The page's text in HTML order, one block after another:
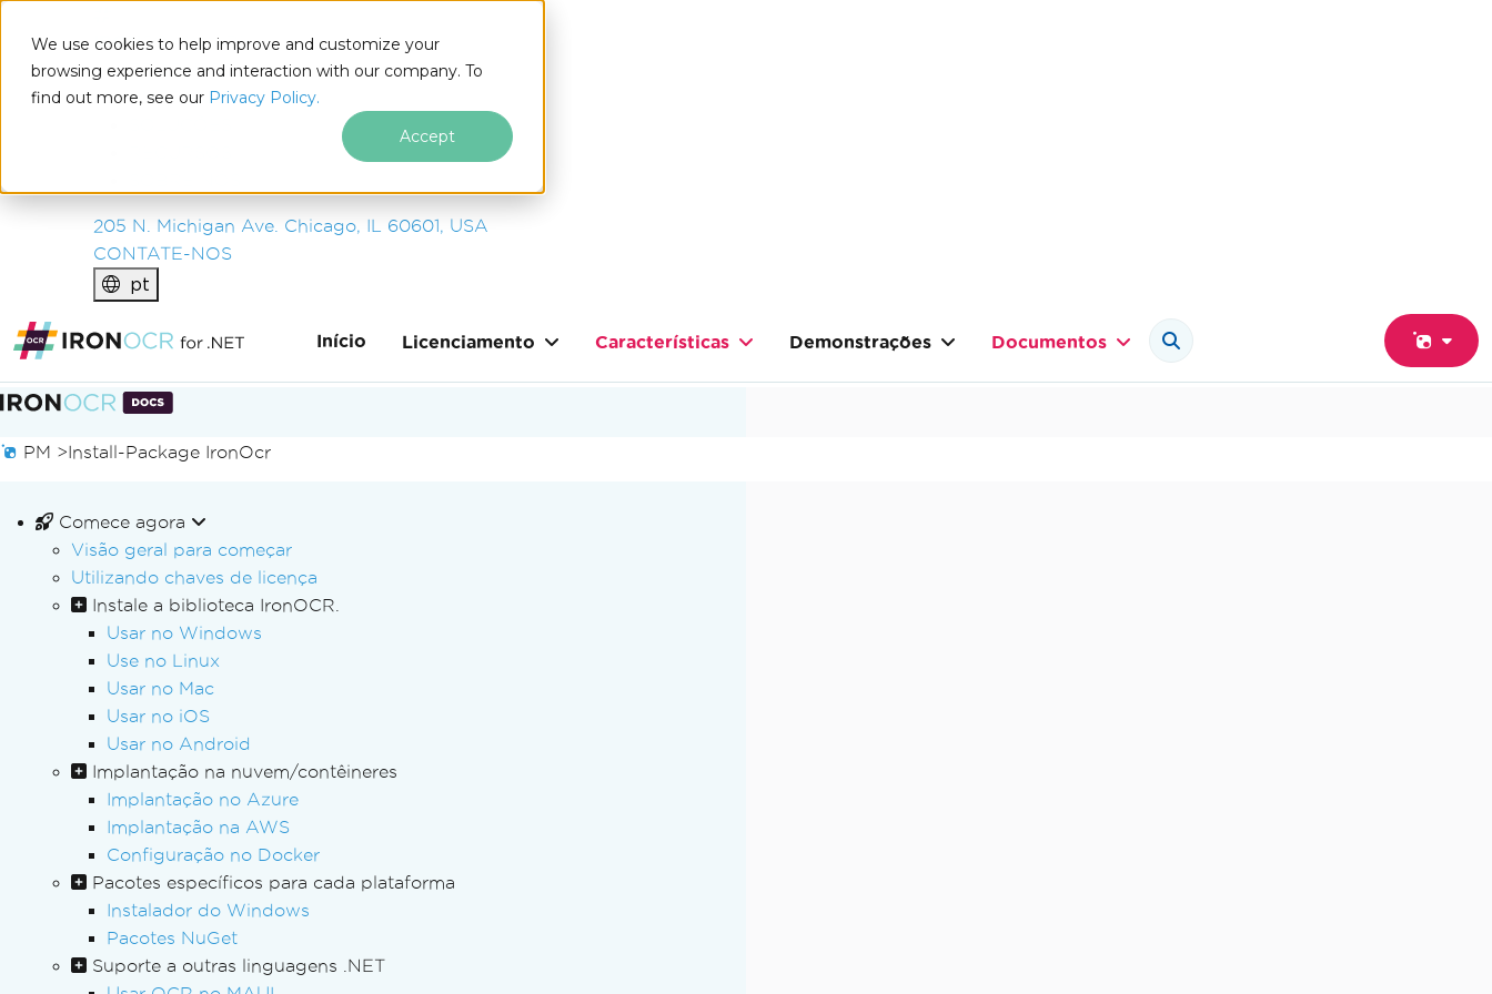
We use cookies to help improve and customize your
browsing experience and interaction with our company. To
find out more, see our Privacy Policy.
Accept
IRONSOFTWARE
PRODUTOS
EMPRESA
205 N. Michigan Ave. Chicago, IL 60601, USA
CONTATE-NOS
pt
Início Licenciamento Características Demonstrações Documentos
Ir para o conteúdo do rodapé
PM >Install-Package IronOcr
Comece agora
Visão geral para começar
Utilizando chaves de licença
Instale a biblioteca IronOCR.
Usar no Windows
Use no Linux
Usar no Mac
Usar no iOS
Usar no Android
Implantação na nuvem/contêineres
Implantação no Azure
Implantação na AWS
Configuração no Docker
Pacotes específicos para cada plataforma
Instalador do Windows
Pacotes NuGet
Suporte a outras linguagens .NET